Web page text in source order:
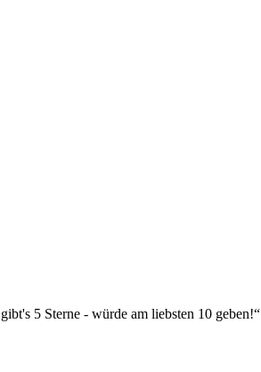
5 Sterne - würde am liebsten 10 geben!“